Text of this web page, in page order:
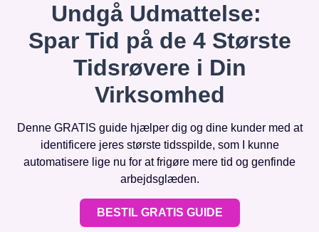
Undgå Udmattelse:
Spar Tid på de 4 Største
Tidsrøvere i Din
Virksomhed
Denne GRATIS guide hjælper dig og dine kunder med at
identificere jeres største tidsspilde, som I kunne
automatisere lige nu for at frigøre mere tid og genfinde
arbejdsglæden.
BESTIL GRATIS GUIDE